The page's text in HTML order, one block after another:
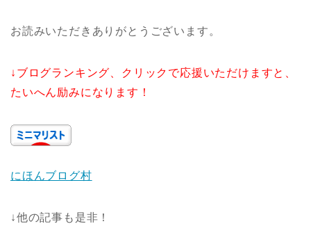
お読みいただきありがとうございます。
↓ブログランキング、クリックで応援いただけますと、
たいへん励みになります！
にほんブログ村
↓他の記事も是非！